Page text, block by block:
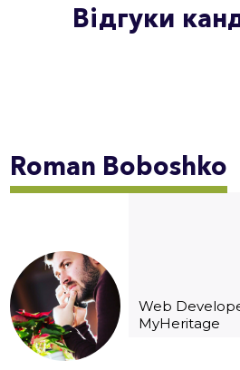
Відгуки
Roman Boboshko
Web
MyHeritage